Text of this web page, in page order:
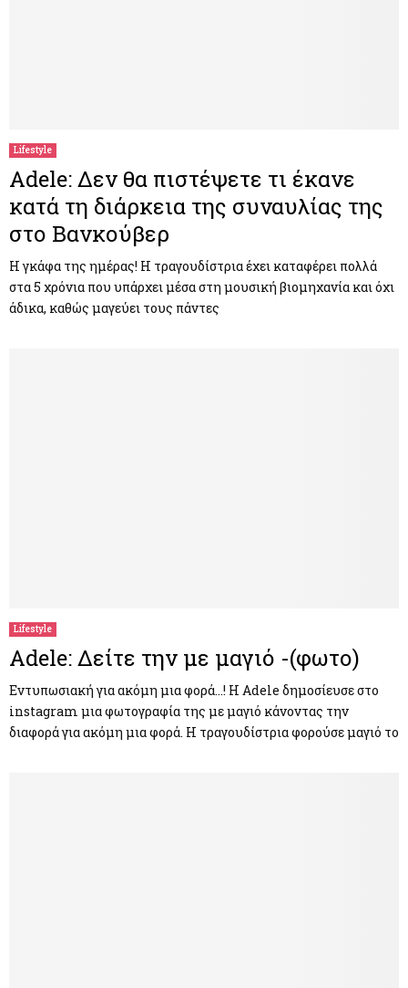
Lifestyle
Adele: Δεν θα πιστέψετε τι έκανε
κατά τη διάρκεια της συναυλίας της
στο Βανκούβερ
Η γκάφα της ημέρας! Η τραγουδίστρια έχει καταφέρει πολλά
στα 5 χρόνια που υπάρχει μέσα στη μουσική βιομηχανία και όχι
άδικα, καθώς μαγεύει τους πάντες
Lifestyle
Adele: Δείτε την με μαγιό -(φωτο)
Εντυπωσιακή για ακόμη μια φορά…! Η Adele δημοσίευσε στο
instagram μια φωτογραφία της με μαγιό κάνοντας την
διαφορά για ακόμη μια φορά. Η τραγουδίστρια φορούσε μαγιό το